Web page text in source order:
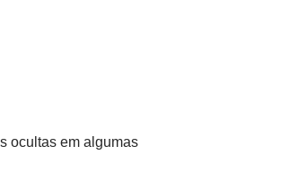
ocultas em algumas